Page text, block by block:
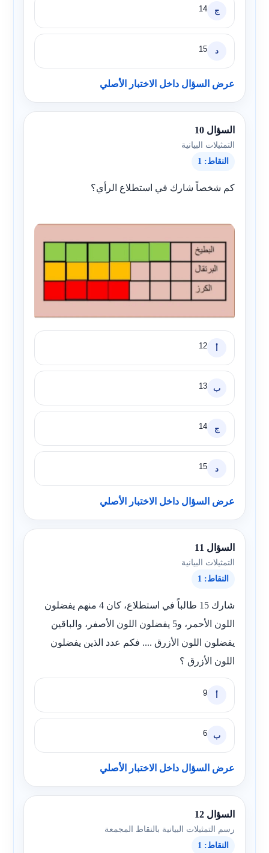
ج 14
د 15
عرض السؤال داخل الاختبار الأصلي
السؤال 10
التمثيلات البيانية
النقاط: 1
كم شخصاً شارك في استطلاع الرأي؟
أ 12
ب 13
ج 14
د 15
عرض السؤال داخل الاختبار الأصلي
السؤال 11
التمثيلات البيانية
النقاط: 1
شارك 15 طالباً في استطلاع، كان 4 منهم يفضلون
اللون الأحمر، و5 يفضلون اللون الأصفر، والباقين
يفضلون اللون الأزرق .... فكم عدد الذين يفضلون
اللون الأزرق ؟
أ 9
ب 6
عرض السؤال داخل الاختبار الأصلي
السؤال 12
رسم التمثيلات البيانية بالنقاط المجمعة
النقاط: 1